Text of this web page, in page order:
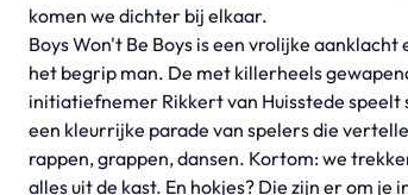
komen we dichter bij elkaar.
Boys Won't Be Boys is een vrolijke aanklacht
het begrip man. De met killerheels
initiatiefnemer Rikkert van Huisstede speelt
een kleurrijke parade van spelers die
rappen, grappen, dansen. Kortom: we
alles uit de kast. En hokjes? Die zijn er om je